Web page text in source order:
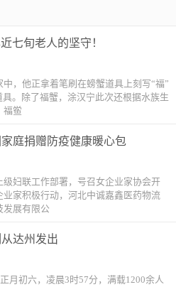
七旬老人的坚守！
他正拿着笔刷在螃蟹道具上刻写“福”
。除了福蟹，涂汉宁此次还根据水族生
福鲎
庭捐赠防疫健康暖心包
妇联工作部署，号召女企业家协会开
家积极行动，河北中诚嘉鑫医药物流
发展有限公
达州发出
月初六，凌晨3时57分，满载1200余人